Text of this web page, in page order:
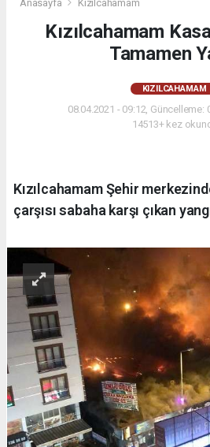
Anasayfa Kızılcahamam
Kızılcahamam
Tamamen
KIZILCAHAMAM
08.04.2021 - 09:12, Güncelleme:
14513+ kez
Kızılcahamam Şehir
çarşısı sabaha karşı çıkan